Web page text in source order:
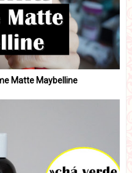
Matte Maybelline